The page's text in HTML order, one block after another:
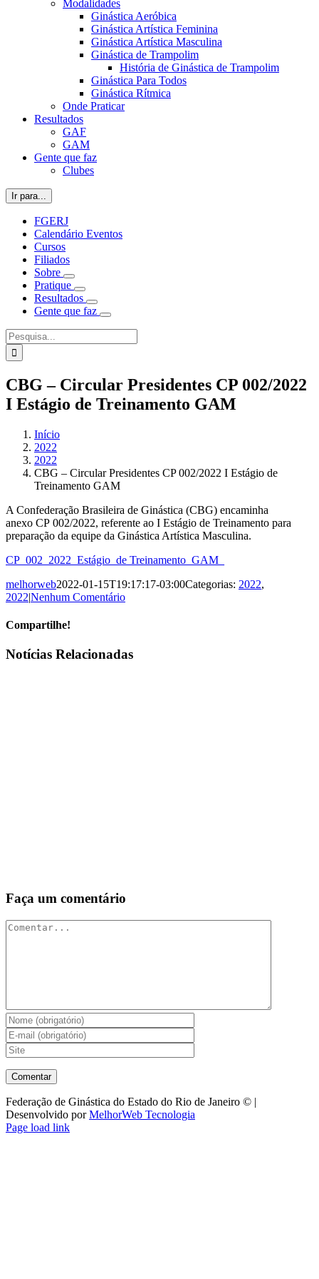
Modalidades
Ginástica Aeróbica
Ginástica Artística Feminina
Ginástica Artística Masculina
Ginástica de Trampolim
História de Ginástica de Trampolim
Ginástica Para Todos
Ginástica Rítmica
Onde Praticar
Resultados
GAF
GAM
Gente que faz
Clubes
Ir para...
FGERJ
Calendário Eventos
Cursos
Filiados
Sobre
Pratique
Resultados
Gente que faz
Procurar
por:
CBG – Circular Presidentes CP 002/2022
I Estágio de Treinamento GAM
Início
2022
2022
CBG – Circular Presidentes CP 002/2022 I Estágio de
Treinamento GAM
A Confederação Brasileira de Ginástica (CBG) encaminha
anexo CP 002/2022, referente ao I Estágio de Treinamento para
preparação da equipe da Ginástica Artística Masculina.
CP_002_2022_Estágio_de Treinamento_GAM_
melhorweb2022-01-15T19:17:17-03:00Categorias: 2022,
2022|Nenhum Comentário
Compartilhe!
Facebook
X
WhatsApp
E-
Notícias Relacionadas
Faça um comentário
Comentar
Federação de Ginástica do Estado do Rio de Janeiro © |
Desenvolvido porMelhorWeb Tecnologia
Facebook
Instagram
YouTube
Facebook
Page load link